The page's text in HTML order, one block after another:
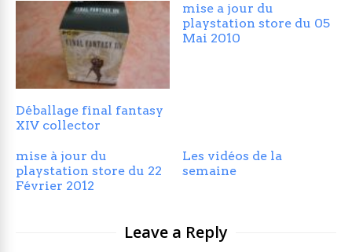
Déballage final fantasy
XIV collector
mise a jour du
playstation store du 05
Mai 2010
mise à jour du
playstation store du 22
Février 2012
Les vidéos de la
semaine
Leave a Reply